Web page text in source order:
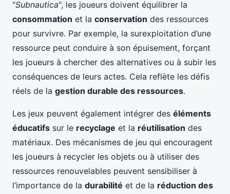
"Subnautica", les joueurs doivent équilibrer la
consommation et la conservation des ressources
pour survivre. Par exemple, la surexploitation d’une
ressource peut conduire à son épuisement, forçant
les joueurs à chercher des alternatives ou à subir les
conséquences de leurs actes. Cela reflète les défis
réels de la gestion durable des ressources.
Les jeux peuvent également intégrer des éléments
éducatifs sur le recyclage et la réutilisation des
matériaux. Des mécanismes de jeu qui encouragent
les joueurs à recycler les objets ou à utiliser des
ressources renouvelables peuvent sensibiliser à
l’importance de la durabilité et de la réduction des